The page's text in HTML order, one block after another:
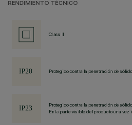
RENDIMIENTO TÉCNICO
Class II
Protegido contra la penetración de
Protegido contra la penetración de
En la parte visible del producto una vez